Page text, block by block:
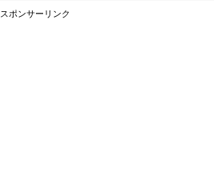
スポンサーリンク